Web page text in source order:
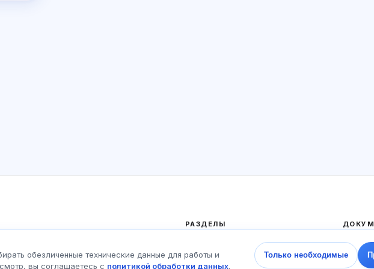
РАЗДЕЛЫ
Тесты
обезличенные технические данные для работы и
вы соглашаетесь с политикой обработки данных.
Только необходимые